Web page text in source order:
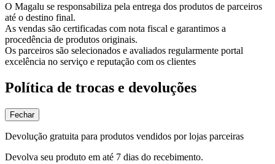
O Magalu se responsabiliza pela entrega dos produtos de parceiros
até o destino final.
As vendas são certificadas com nota fiscal e garantimos a
procedência de produtos originais.
Os parceiros são selecionados e avaliados regularmente portal
excelência no serviço e reputação com os clientes
Política de trocas e devoluções
Fechar
Devolução gratuita para produtos vendidos por lojas parceiras
Devolva seu produto em até 7 dias do recebimento.